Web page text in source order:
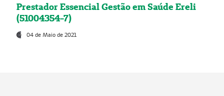
Prestador Essencial Gestão em Saúde Ereli
(51004354-7)
04 de Maio de 2021